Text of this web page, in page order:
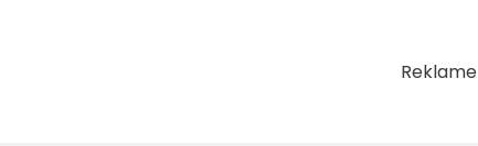
Reklame